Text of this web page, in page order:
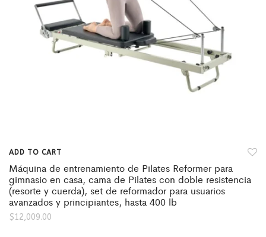
ADD TO CART
Máquina de entrenamiento de Pilates Reformer para
gimnasio en casa, cama de Pilates con doble resistencia
(resorte y cuerda), set de reformador para usuarios
avanzados y principiantes, hasta 400 lb
$12,009.00